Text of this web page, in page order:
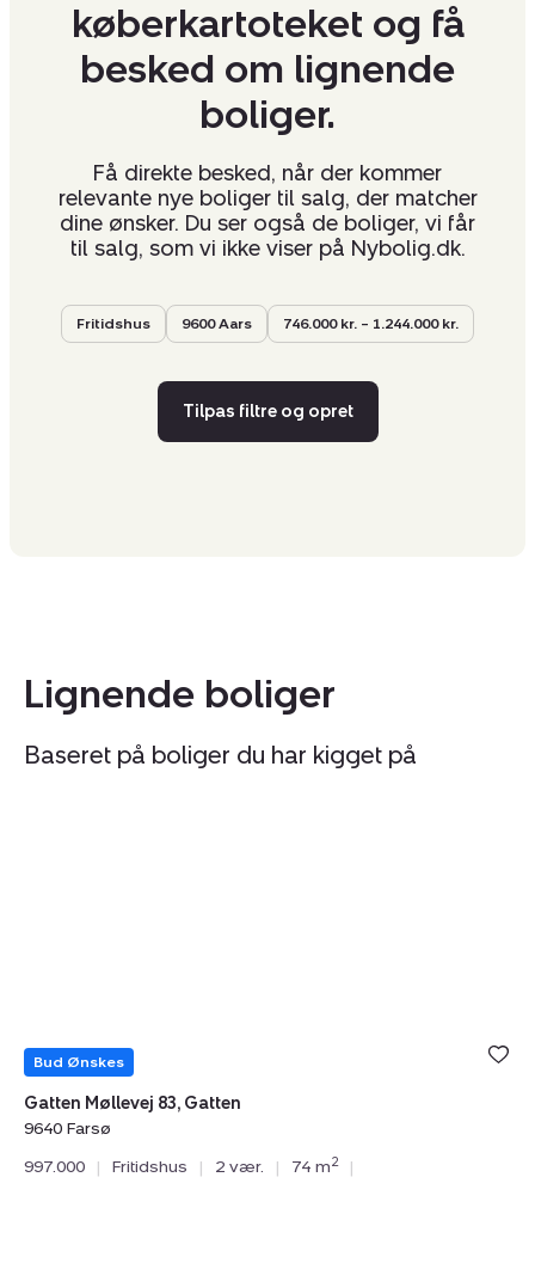
køberkartoteket og få
besked om lignende
boliger.
Få direkte besked, når der kommer
relevante nye boliger til salg, der matcher
dine ønsker. Du ser også de boliger, vi får
til salg, som vi ikke viser på Nybolig.dk.
Fritidshus 9600 Aars 746.000 kr. – 1.244.000 kr.
Tilpas filtre og opret
Lignende boliger
Baseret på boliger du har kigget på
Bud Ønskes
Gatten Møllevej 83, Gatten
9640 Farsø
997.000
| Fritidshus | 2 vær. | 74 m2 |